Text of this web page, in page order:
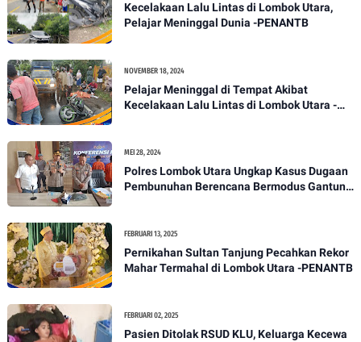
Kecelakaan Lalu Lintas di Lombok Utara,
Pelajar Meninggal Dunia -PENANTB
NOVEMBER 18, 2024
Pelajar Meninggal di Tempat Akibat
Kecelakaan Lalu Lintas di Lombok Utara -
MEI 28, 2024
Polres Lombok Utara Ungkap Kasus Dugaan
Pembunuhan Berencana Bermodus Gantung
FEBRUARI 13, 2025
Pernikahan Sultan Tanjung Pecahkan Rekor
Mahar Termahal di Lombok Utara -PENANTB
FEBRUARI 02, 2025
Pasien Ditolak RSUD KLU, Keluarga Kecewa